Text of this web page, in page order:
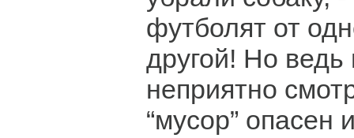
футболят от
другой! Но ведь
неприятно
“мусор” опасен